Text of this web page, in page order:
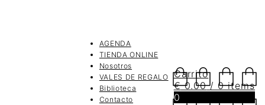
AGENDA
TIENDA ONLINE
Nosotros
VALES DE REGALO
Biblioteca
Contacto
Carrito
€0.00 / 0 items
0